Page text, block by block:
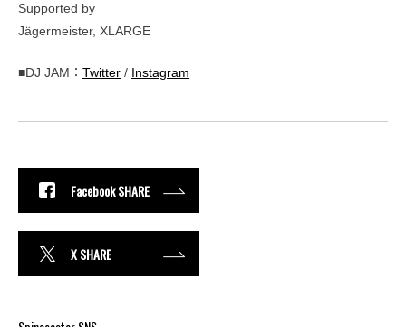
Supported by
Jägermeister, XLARGE
■DJ JAM： Twitter / Instagram
Facebook SHARE
X SHARE